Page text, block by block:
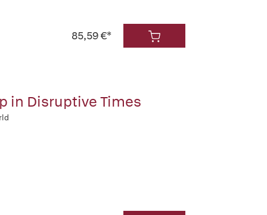
85,59 €*
in Disruptive Times